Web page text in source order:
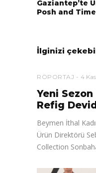
Gaziantep’te
Posh and
İlginizi
RÖPORTAJ 4
Yeni
Refig
Beymen İthal
Ürün Direktörü
Collection